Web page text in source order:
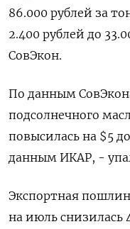
86.000 рублей за
2.400 рублей до
СовЭкон.
По данным
подсолнечного
повысилась на $5
данным ИКАР, -
Экспортная
на июль снизилась